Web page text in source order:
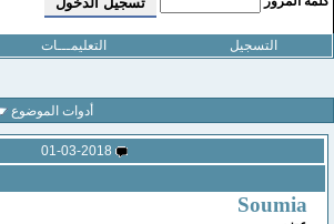
التسجيل التعليمـــات
أدوات الموضوع
01-03-2018
Soumia